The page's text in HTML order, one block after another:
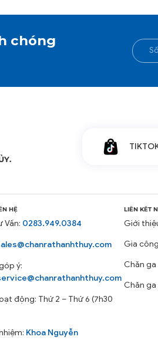
chóng
HỆ
Vấn: 0283.949.0384
ý:
động: Thứ 2 – Thứ 6 (7h30
Khoa Nguyễn
LIÊN KẾT
Giới
Gia
Chăn ga
Chăn ga